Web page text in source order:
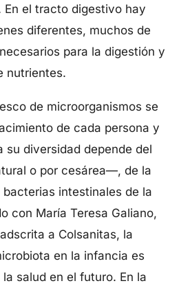
En el tracto digestivo hay
diferentes, muchos de
para la digestión y
nutrientes.
de microorganismos se
de cada persona y
su diversidad depende del
o por cesárea—, de la
intestinales de la
con María Teresa Galiano,
a Colsanitas, la
en la infancia es
salud en el futuro. En la